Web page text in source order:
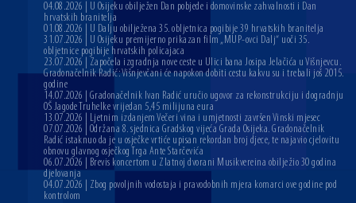
04.08.2026 | U Osijeku obilježen Dan pobjede i domovinske zahvalnosti i Dan
hrvatskih branitelja
01.08.2026 | U Dalju obilježena 35. obljetnica pogibije 39 hrvatskih branitelja
31.07.2026 | U Osijeku premijerno prikazan film „MUP-ovci Dalj“ uoči 35.
obljetnice pogibije hrvatskih policajaca
23.07.2026 | Započela izgradnja nove ceste u Ulici bana Josipa Jelačića u Višnjevcu.
Gradonačelnik Radić: Višnjevčani će napokon dobiti cestu kakvu su i trebali još 2015.
godine
14.07.2026 | Gradonačelnik Ivan Radić uručio ugovor za rekonstrukciju i dogradnju
OŠ Jagode Truhelke vrijedan 5,45 milijuna eura
13.07.2026 | Ljetnim izdanjem Večeri vina i umjetnosti završen Vinski mjesec
07.07.2026 | Održana 8. sjednica Gradskog vijeća Grada Osijeka. Gradonačelnik
Radić istaknuo da je u osječke vrtiće upisan rekordan broj djece, te najavio cjelovitu
obnovu glavnog osječkog Trga Ante Starčevića
06.07.2026 | Brevis koncertom u Zlatnoj dvorani Musikvereina obilježio 30 godina
djelovanja
04.07.2026 | Zbog povoljnih vodostaja i pravodobnih mjera komarci ove godine pod
kontrolom